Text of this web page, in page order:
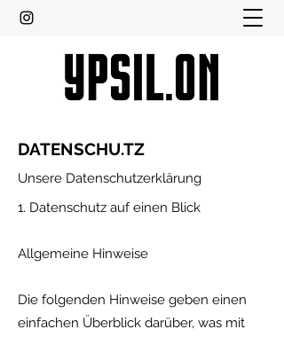
DATENSCHU.TZ
Unsere Datenschutzerklärung
1. Datenschutz auf einen Blick
Allgemeine Hinweise
Die folgenden Hinweise geben einen
einfachen Überblick darüber, was mit